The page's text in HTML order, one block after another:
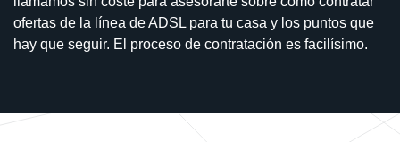
ofertas de la línea de ADSL para tu casa y los puntos que
hay que seguir. El proceso de contratación es facilísimo.